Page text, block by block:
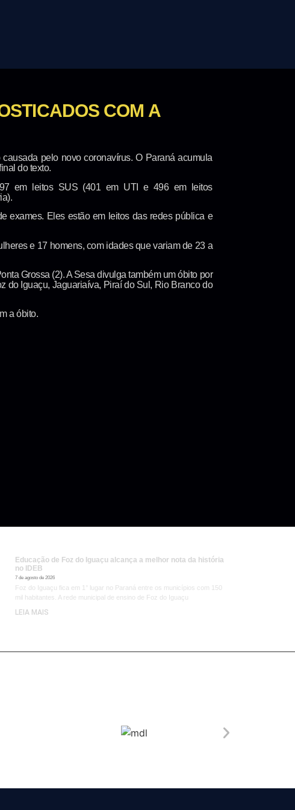
COM A
pelo novo coronavírus. O Paraná acumula
do texto.
em leitos SUS (401 em UTI e 496 em leitos
exames. Eles estão em leitos das redes pública e
e 17 homens, com idades que variam de 23 a
Grossa (2). A Sesa divulga também um óbito por
do Iguaçu, Jaguariaíva, Piraí do Sul, Rio Branco do
a óbito.
Educação de Foz do Iguaçu alcança a melhor nota da história
no IDEB
7 de agosto de 2026
Foz do Iguaçu fica em 1° lugar no Paraná entre os municípios com 150
mil habitantes. A rede municipal de ensino de Foz do Iguaçu
LEIA MAIS